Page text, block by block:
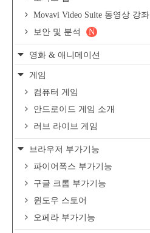
Movavi Video Suite 동영상 강좌
보안 및 분석
N
영화 & 애니메이션
게임
컴퓨터 게임
안드로이드 게임 소개
러브 라이브 게임
브라우저 부가기능
파이어폭스 부가기능
구글 크롬 부가기능
윈도우 스토어
오페라 부가기능